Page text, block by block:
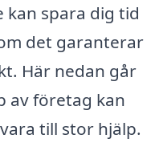
spara dig tid
det garanterar
Här nedan går
av företag kan
till stor hjälp.